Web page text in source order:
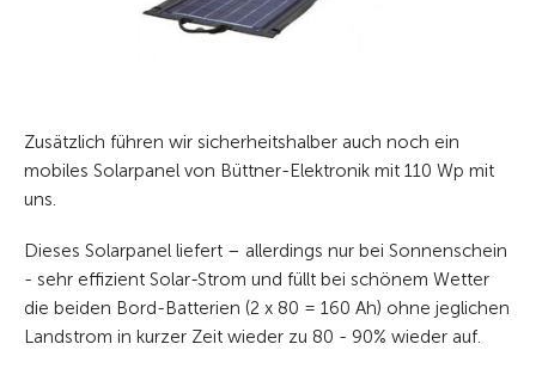
Zusätzlich führen wir sicherheitshalber auch noch ein
mobiles Solarpanel von Büttner-Elektronik mit 110 Wp mit
uns.
Dieses Solarpanel liefert – allerdings nur bei Sonnenschein
- sehr effizient Solar-Strom und füllt bei schönem Wetter
die beiden Bord-Batterien (2 x 80 = 160 Ah) ohne jeglichen
Landstrom in kurzer Zeit wieder zu 80 - 90% wieder auf.